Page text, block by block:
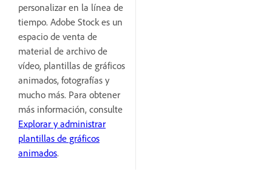
personalizar en la línea de
tiempo. Adobe Stock es un
espacio de venta de
material de archivo de
vídeo, plantillas de gráficos
animados, fotografías y
mucho más. Para obtener
más información, consulte
Explorar y administrar
plantillas de gráficos
animados.